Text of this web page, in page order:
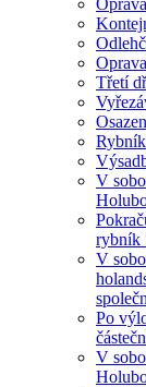
Třetí
V
rybník
V
Po
V